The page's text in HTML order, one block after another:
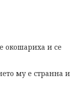
окошариха и се
му е странна и